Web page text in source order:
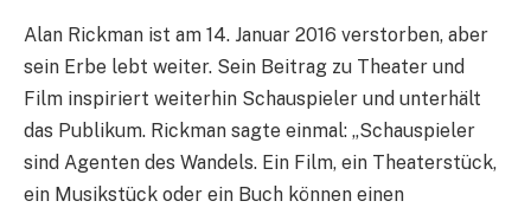
Alan Rickman ist am 14. Januar 2016 verstorben, aber
sein Erbe lebt weiter. Sein Beitrag zu Theater und
Film inspiriert weiterhin Schauspieler und unterhält
das Publikum. Rickman sagte einmal: „Schauspieler
sind Agenten des Wandels. Ein Film, ein Theaterstück,
ein Musikstück oder ein Buch können einen